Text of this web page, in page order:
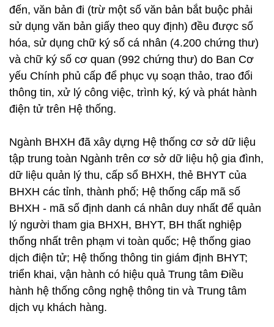
đến, văn bản đi (trừ một số văn bản bắt buộc phải
sử dụng văn bản giấy theo quy định) đều được số
hóa, sử dụng chữ ký số cá nhân (4.200 chứng thư)
và chữ ký số cơ quan (992 chứng thư) do Ban Cơ
yếu Chính phủ cấp để phục vụ soạn thảo, trao đổi
thông tin, xử lý công việc, trình ký, ký và phát hành
điện tử trên Hệ thống.
Ngành BHXH đã xây dựng Hệ thống cơ sở dữ liệu
tập trung toàn Ngành trên cơ sở dữ liệu hộ gia đình,
dữ liệu quản lý thu, cấp sổ BHXH, thẻ BHYT của
BHXH các tỉnh, thành phố; Hệ thống cấp mã số
BHXH - mã số định danh cá nhân duy nhất để quản
lý người tham gia BHXH, BHYT, BH thất nghiệp
thống nhất trên phạm vi toàn quốc; Hệ thống giao
dịch điện tử; Hệ thống thông tin giám định BHYT;
triển khai, vận hành có hiệu quả Trung tâm Điều
hành hệ thống công nghệ thông tin và Trung tâm
dịch vụ khách hàng.